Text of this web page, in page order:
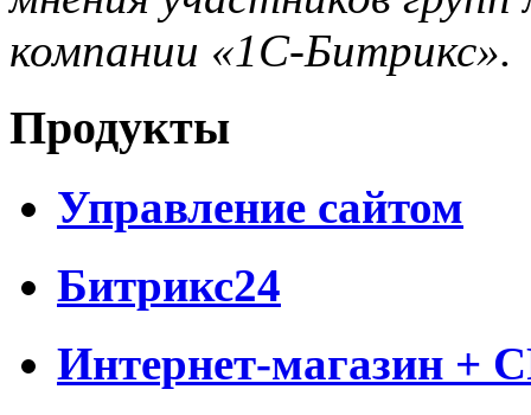
компании «1С-Битрикс».
Продукты
Управление сайтом
Битрикс24
Интернет-магазин +